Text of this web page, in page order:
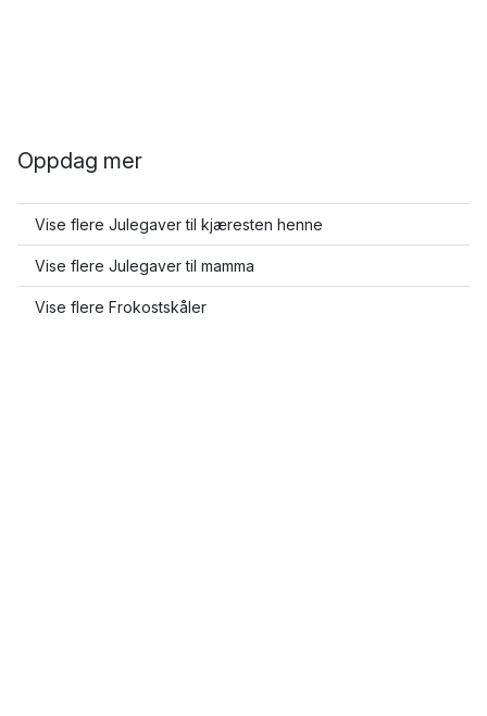
Oppdag mer
Vise flere Julegaver til kjæresten henne
Vise flere Julegaver til mamma
Vise flere Frokostskåler